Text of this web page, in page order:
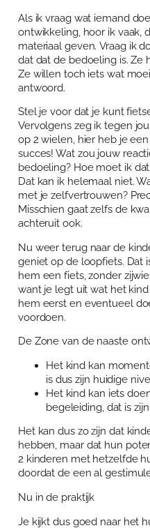
Over Anja Lutz
Blog en Downloads
Aanbod
Themaboeken
Gespreks- en
Winkelwagen
Mijn account
Contact
Contact
Agenda
Als ik vraag wat iemand
ontwikkeling, hoor ik vaak,
materiaal geven. Vraag ik
dat dat de bedoeling is. Ze
Ze willen toch iets wat
antwoord.
Stel je voor dat je kunt
Vervolgens zeg ik tegen
op 2 wielen, hier heb je
succes! Wat zou jouw
bedoeling? Hoe moet ik
Dat kan ik helemaal niet.
met je zelfvertrouwen?
Misschien gaat zelfs de
achteruit ook.
Nu weer terug naar de
geniet op de loopfiets. Dat
hem een fiets, zonder
want je legt uit wat het
hem eerst en eventueel
voordoen.
De Zone van de naaste
Het kind kan
is dus zijn huidige
Het kind kan iets
begeleiding, dat is
Het kan dus zo zijn dat
hebben, maar dat hun
2 kinderen met hetzelfde
doordat de een al
Nu in de praktijk
Je kijkt dus goed naar het